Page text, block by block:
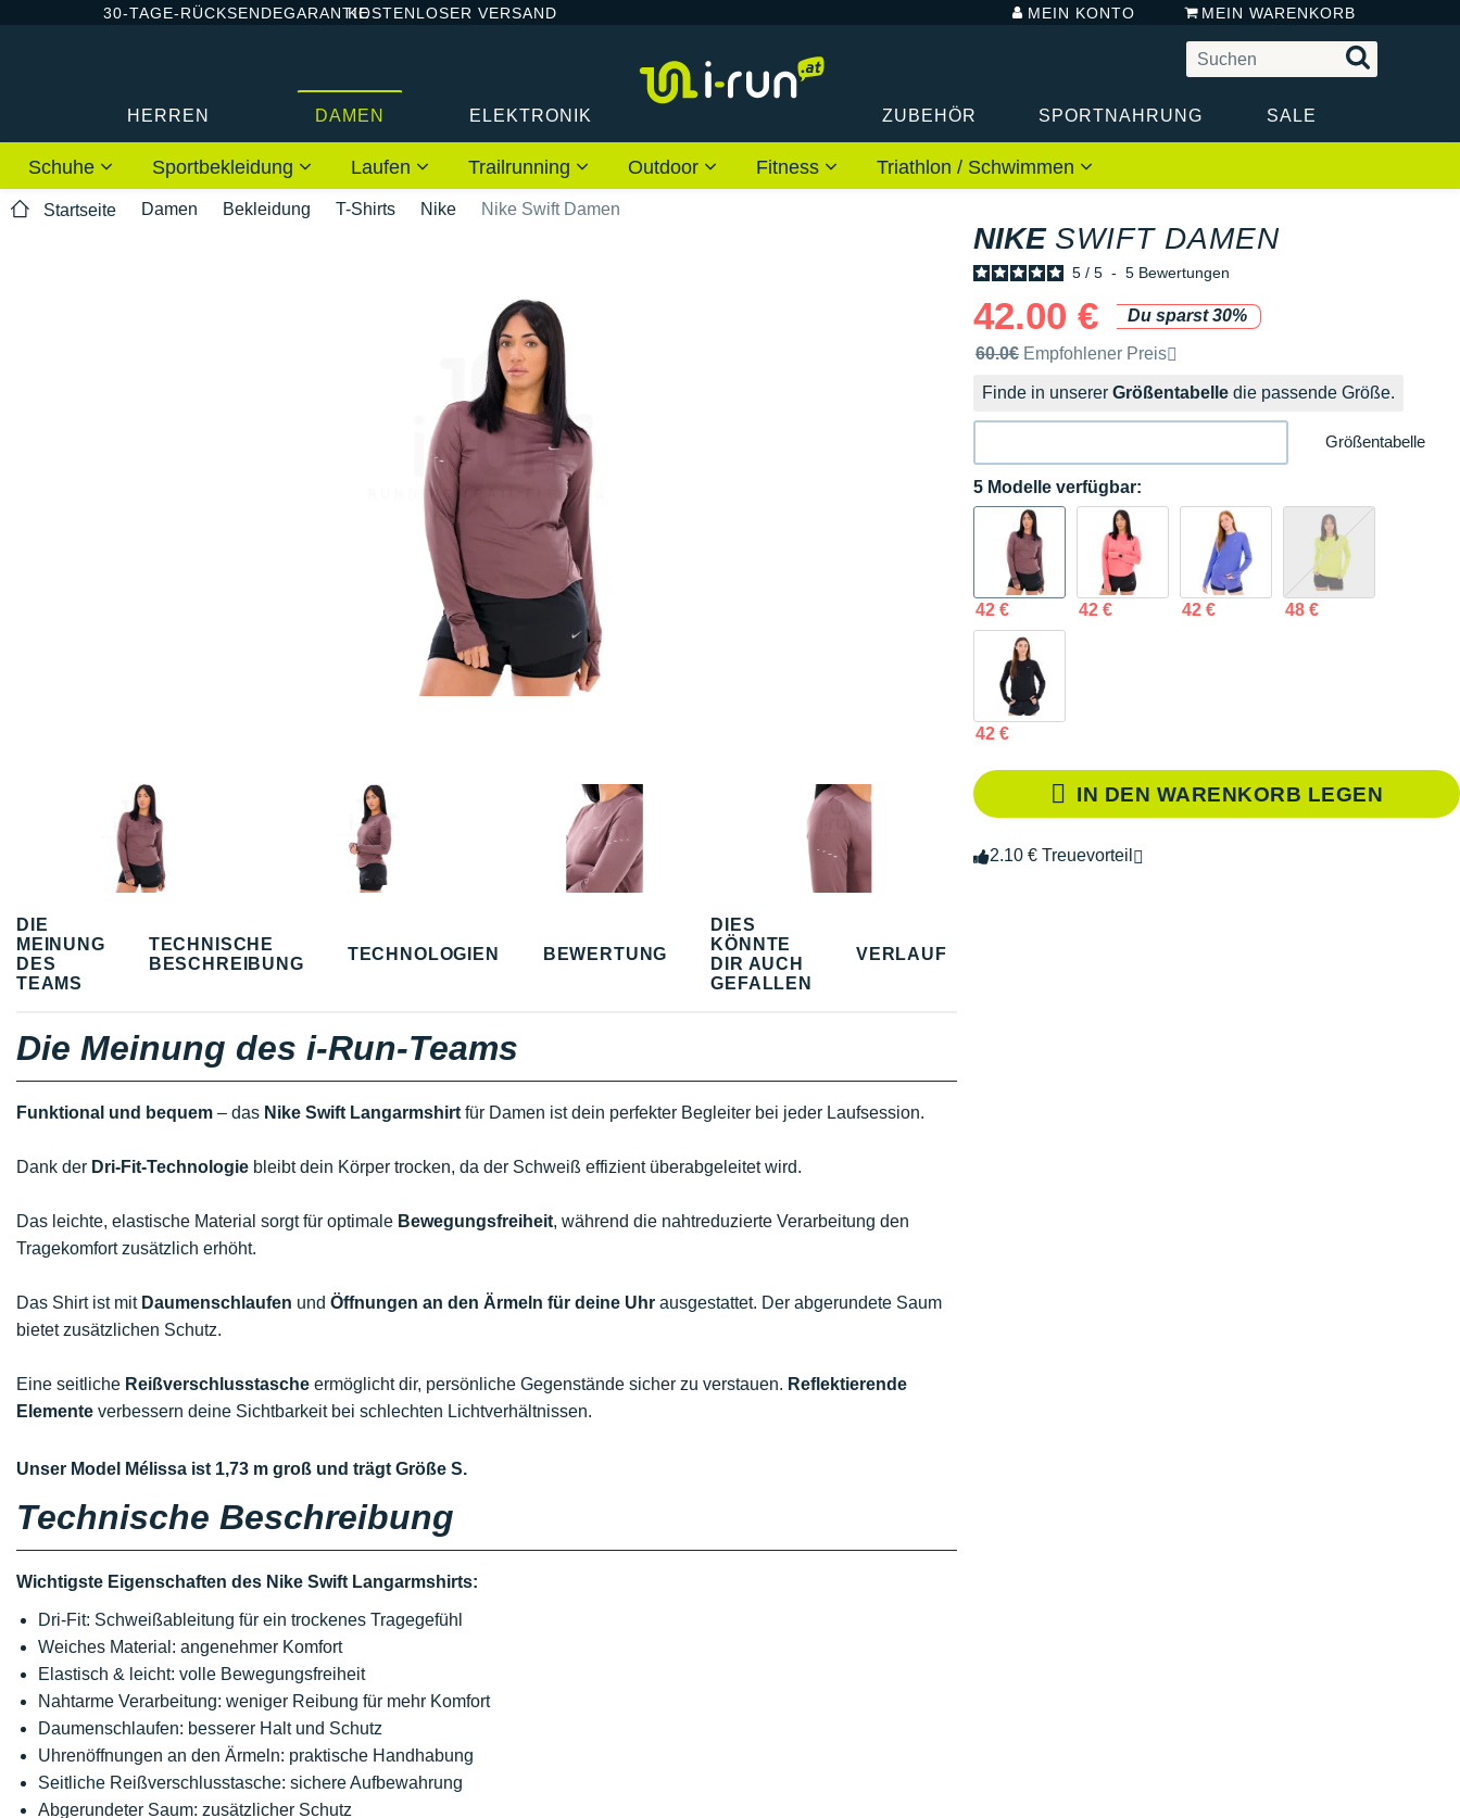
30-TAGE-RÜCKSENDEGARANTIEKOSTENLOSER VERSAND MEIN KONTO MEIN WARENKORB
HERREN DAMEN ELEKTRONIK ZUBEHÖR SPORTNAHRUNG SALE
Schuhe Sportbekleidung Laufen Trailrunning Outdoor Fitness Triathlon / Schwimmen
Startseite Damen Bekleidung T-Shirts Nike Nike Swift Damen
NIKE SWIFT DAMEN
5 / 5 - 5 Bewertungen
42.00 €
Du sparst 30%
Unverbindliche Preisempfehlung der Marke
60.0€ Empfohlener Preis
Finde in unserer Größentabelle die passende Größe.
Größentabelle
5 Modelle verfügbar:
42 € 42 € 42 € 48 €
42 €
IN DEN WARENKORB LEGEN
2.10 € Treuevorteil
DIE
MEINUNG
DES
TEAMS
TECHNISCHE
BESCHREIBUNG
TECHNOLOGIEN BEWERTUNG
DIES
KÖNNTE
DIR AUCH
GEFALLEN
VERLAUF
Die Meinung des i-Run-Teams
Funktional und bequem – das Nike Swift Langarmshirt für Damen ist dein perfekter Begleiter bei jeder Laufsession.
Dank der Dri-Fit-Technologie bleibt dein Körper trocken, da der Schweiß effizient überabgeleitet wird.
Das leichte, elastische Material sorgt für optimale Bewegungsfreiheit, während die nahtreduzierte Verarbeitung den
Tragekomfort zusätzlich erhöht.
Das Shirt ist mit Daumenschlaufen und Öffnungen an den Ärmeln für deine Uhr ausgestattet. Der abgerundete Saum
bietet zusätzlichen Schutz.
Eine seitliche Reißverschlusstasche ermöglicht dir, persönliche Gegenstände sicher zu verstauen. Reflektierende
Elemente verbessern deine Sichtbarkeit bei schlechten Lichtverhältnissen.
Unser Model Mélissa ist 1,73 m groß und trägt Größe S.
Technische Beschreibung
Wichtigste Eigenschaften des Nike Swift Langarmshirts:
Dri-Fit: Schweißableitung für ein trockenes Tragegefühl
Weiches Material: angenehmer Komfort
Elastisch & leicht: volle Bewegungsfreiheit
Nahtarme Verarbeitung: weniger Reibung für mehr Komfort
Daumenschlaufen: besserer Halt und Schutz
Uhrenöffnungen an den Ärmeln: praktische Handhabung
Seitliche Reißverschlusstasche: sichere Aufbewahrung
Abgerundeter Saum: zusätzlicher Schutz